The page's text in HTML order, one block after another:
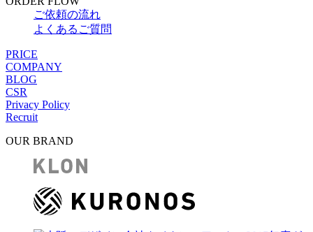
ご依頼の流れ
よくあるご質問
PRICE
COMPANY
BLOG
CSR
Privacy Policy
Recruit
OUR BRAND